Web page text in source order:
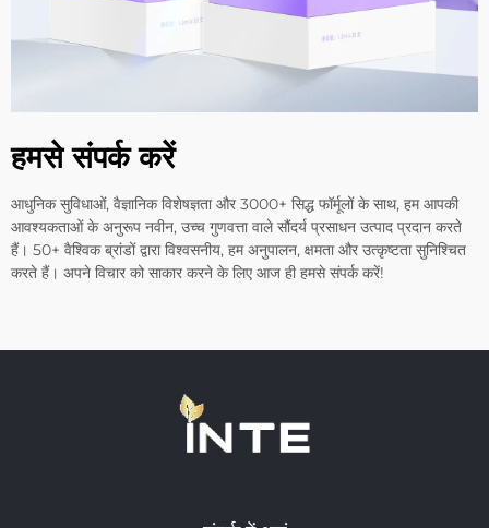
हमसे संपर्क करें
आधुनिक सुविधाओं, वैज्ञानिक विशेषज्ञता और 3000+ सिद्ध फॉर्मूलों के साथ, हम आपकी
आवश्यकताओं के अनुरूप नवीन, उच्च गुणवत्ता वाले सौंदर्य प्रसाधन उत्पाद प्रदान करते
हैं। 50+ वैश्विक ब्रांडों द्वारा विश्वसनीय, हम अनुपालन, क्षमता और उत्कृष्टता सुनिश्चित
करते हैं। अपने विचार को साकार करने के लिए आज ही हमसे संपर्क करें!